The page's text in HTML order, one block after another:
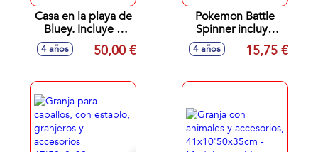
Casa en la playa de
Bluey. Incluye 5
accesorios y una
figura.
4 años 50,00 €
Pokemon Battle
Spinner incluye
peonza y figura
¡gira, lanza y
surtidos
4 años 15,75 €